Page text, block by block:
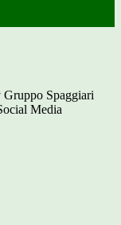
Gruppo Spaggiari
Media